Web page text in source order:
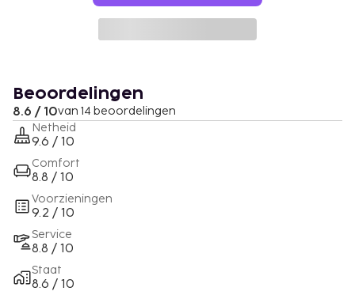
Beoordelingen
8.6 / 10van 14 beoordelingen
Netheid
9.6 / 10
Comfort
8.8 / 10
Voorzieningen
9.2 / 10
Service
8.8 / 10
Staat
8.6 / 10